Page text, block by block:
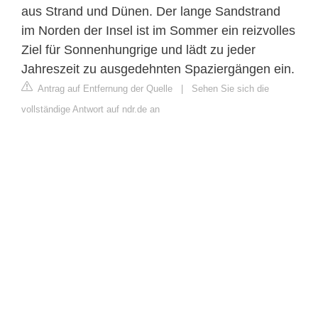
aus Strand und Dünen. Der lange Sandstrand
im Norden der Insel ist im Sommer ein reizvolles
Ziel für Sonnenhungrige und lädt zu jeder
Jahreszeit zu ausgedehnten Spaziergängen ein.
Antrag auf Entfernung der Quelle | Sehen Sie sich die
vollständige Antwort auf ndr.de an